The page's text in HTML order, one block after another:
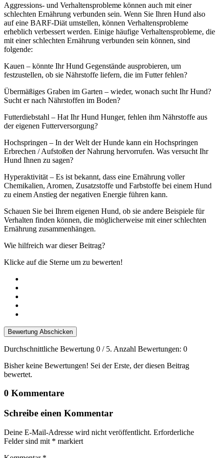
Aggressions- und Verhaltensprobleme können auch mit einer
schlechten Ernährung verbunden sein. Wenn Sie Ihren Hund also
auf eine BARF-Diät umstellen, können Verhaltensprobleme
erheblich verbessert werden. Einige häufige Verhaltensprobleme, die
mit einer schlechten Ernährung verbunden sein können, sind
folgende:
Kauen – könnte Ihr Hund Gegenstände ausprobieren, um
festzustellen, ob sie Nährstoffe liefern, die im Futter fehlen?
Übermäßiges Graben im Garten – wieder, wonach sucht Ihr Hund?
Sucht er nach Nährstoffen im Boden?
Futterdiebstahl – Hat Ihr Hund Hunger, fehlen ihm Nährstoffe aus
der eigenen Futterversorgung?
Hochspringen – In der Welt der Hunde kann ein Hochspringen
Erbrechen / Aufstoßen der Nahrung hervorrufen. Was versucht Ihr
Hund Ihnen zu sagen?
Hyperaktivität – Es ist bekannt, dass eine Ernährung voller
Chemikalien, Aromen, Zusatzstoffe und Farbstoffe bei einem Hund
zu einem Anstieg der negativen Energie führen kann.
Schauen Sie bei Ihrem eigenen Hund, ob sie andere Beispiele für
Verhalten finden können, die möglicherweise mit einer schlechten
Ernährung zusammenhängen.
Wie hilfreich war dieser Beitrag?
Klicke auf die Sterne um zu bewerten!
Bewertung Abschicken
Durchschnittliche Bewertung 0 / 5. Anzahl Bewertungen: 0
Bisher keine Bewertungen! Sei der Erste, der diesen Beitrag
bewertet.
0 Kommentare
Schreibe einen Kommentar
Deine E-Mail-Adresse wird nicht veröffentlicht. Erforderliche
Felder sind mit * markiert